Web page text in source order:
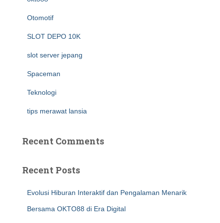
Otomotif
SLOT DEPO 10K
slot server jepang
Spaceman
Teknologi
tips merawat lansia
Recent Comments
Recent Posts
Evolusi Hiburan Interaktif dan Pengalaman Menarik
Bersama OKTO88 di Era Digital